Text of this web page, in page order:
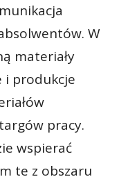
W
materiały
i produkcje
pracy.
wspierać
te z obszaru